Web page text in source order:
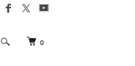
0